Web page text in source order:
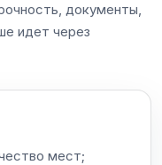
документы,
идет через
мест;